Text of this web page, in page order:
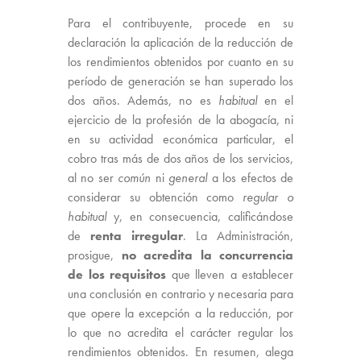
Para el contribuyente, procede en su
declaración la aplicación de la reducción de
los rendimientos obtenidos por cuanto en su
período de generación se han superado los
dos años. Además, no es habitualen el
ejercicio de la profesión de la abogacía, ni
en su actividad económica particular, el
cobro tras más de dos años de los servicios,
al no ser común ni generala los efectos de
considerar su obtención como regular o
habitualy, en consecuencia, calificándose
de renta irregular. La Administración,
prosigue, no acredita la concurrencia
de los requisitos que lleven a establecer
una conclusión en contrario y necesaria para
que opere la excepción a la reducción, por
lo que no acredita el carácter regular los
rendimientos obtenidos. En resumen, alega